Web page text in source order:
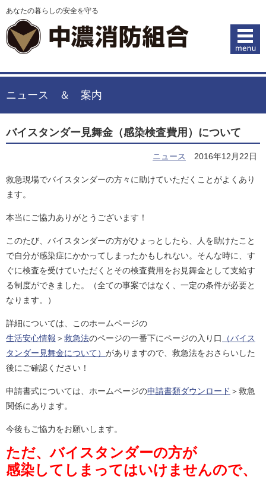
あなたの暮らしの安全を守る
ニュース ＆ 案内
バイスタンダー見舞金（感染検査費用）について
ニュース 2016年12月22日
救急現場でバイスタンダーの方々に助けていただくことがよくあり
ます。
本当にご協力ありがとうございます！
このたび、バイスタンダーの方がひょっとしたら、人を助けたこと
で自分が感染症にかかってしまったかもしれない。そんな時に、す
ぐに検査を受けていただくとその検査費用をお見舞金として支給す
る制度ができました。（全ての事案ではなく、一定の条件が必要と
なります。）
詳細については、このホームページの
生活安心情報 ＞救急法のページの一番下にページの入り口
（バイス
タンダー見舞金について） がありますので、救急法をおさらいした
後にご確認ください！
申請書式については、ホームページの申請書類ダウンロード ＞救急
関係にあります。
今後もご協力をお願いします。
ただ、バイスタンダーの方が
感染してしまってはいけませんので、